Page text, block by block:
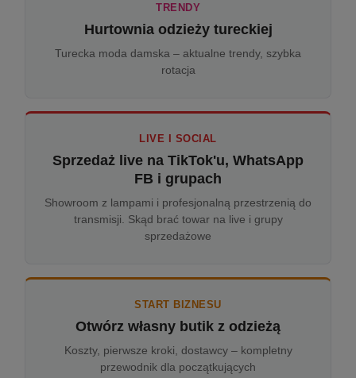
TRENDY
Hurtownia odzieży tureckiej
Turecka moda damska – aktualne trendy, szybka
rotacja
LIVE I SOCIAL
Sprzedaż live na TikTok'u, WhatsApp
FB i grupach
Showroom z lampami i profesjonalną przestrzenią do
transmisji. Skąd brać towar na live i grupy
sprzedażowe
START BIZNESU
Otwórz własny butik z odzieżą
Koszty, pierwsze kroki, dostawcy – kompletny
przewodnik dla początkujących